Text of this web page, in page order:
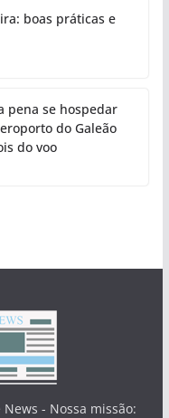
boas práticas e
pena se hospedar
do Galeão
do voo
- Nossa missão: